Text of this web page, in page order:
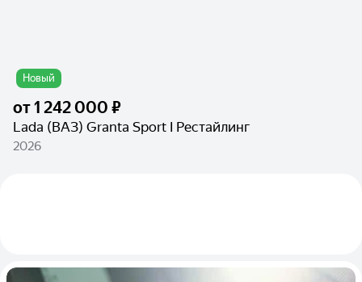
Новый
от1 242 000 ₽
Lada (ВАЗ) Granta Sport I Рестайлинг
2026